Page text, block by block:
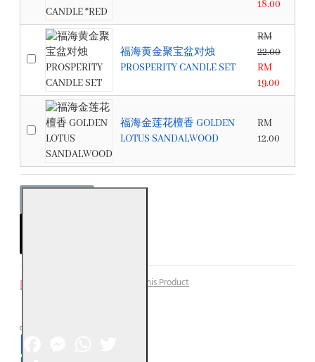
18.00
福海黄金聚宝盆对烛
PROSPERITY CANDLE SET
RM
22.00
RM
19.00
福海金莲花檀香 GOLDEN
LOTUS SANDALWOOD
RM
12.00
Compare this Product